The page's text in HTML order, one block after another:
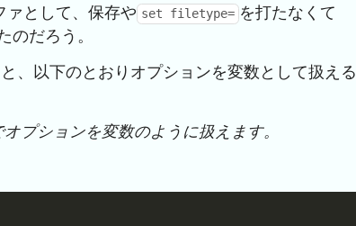
として、保存や set filetype= を打たなくて
のだろう。
、以下のとおりオプションを変数として扱える
プションを変数のように扱えます。